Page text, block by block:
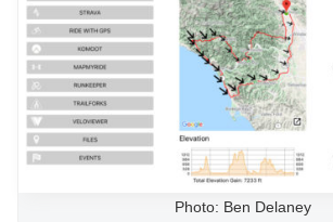
Photo: Ben Delaney